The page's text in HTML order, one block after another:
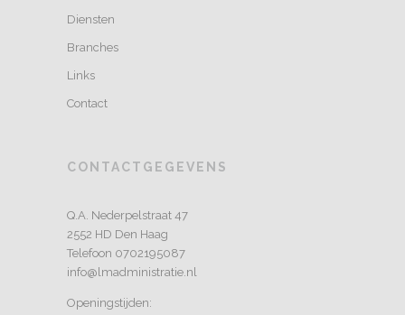
Diensten
Branches
Links
Contact
CONTACTGEGEVENS
Q.A. Nederpelstraat 47
2552 HD Den Haag
Telefoon 0702195087
info@lmadministratie.nl
Openingstijden: